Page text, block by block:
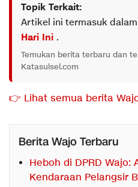
Topik Terkait:
Artikel ini termasuk
Hari Ini .
Temukan berita terbaru dan
Katasulsel.com
👉 Lihat semua berita
Berita Wajo Terbaru
Heboh di DPRD Wajo:
Kendaraan Pelangsir